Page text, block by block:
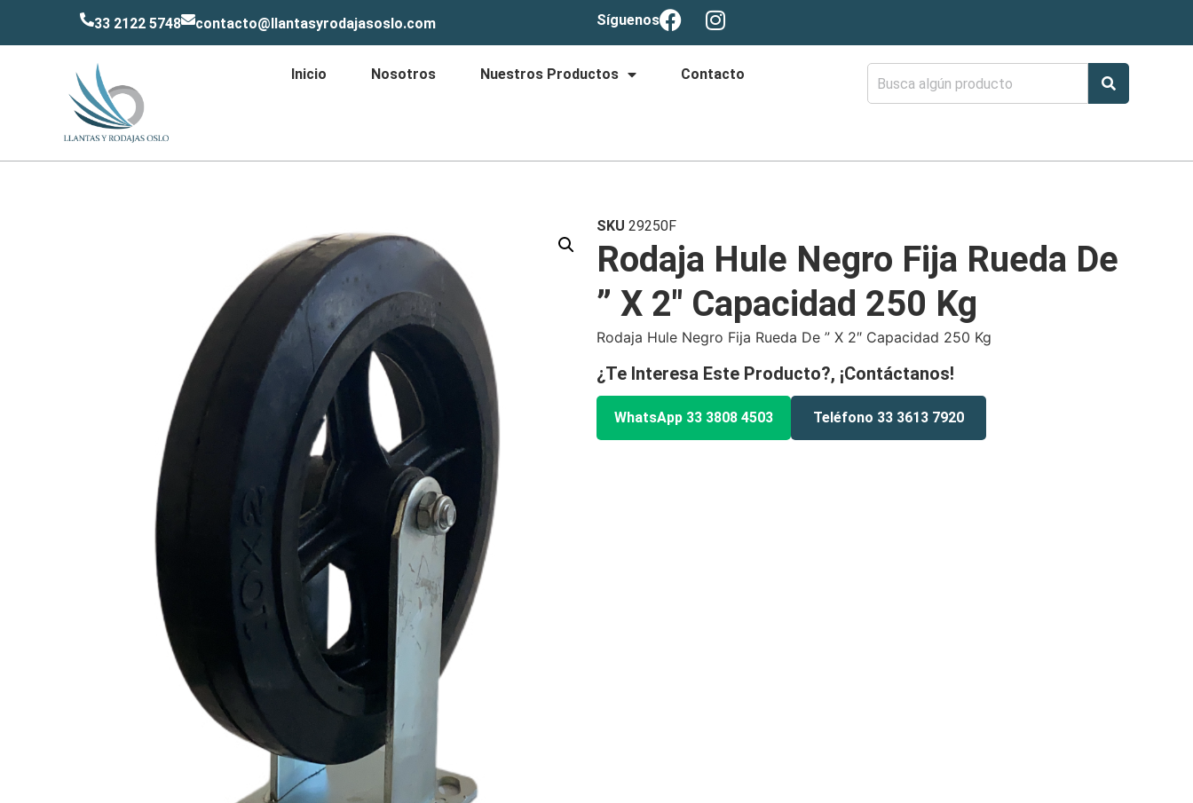
33 2122 5748 contacto@llantasyrodajasoslo.com Síguenos
Inicio Nosotros Nuestros Productos Contacto
SKU 29250F
Rodaja Hule Negro Fija Rueda De
” X 2″ Capacidad 250 Kg
Rodaja Hule Negro Fija Rueda De ” X 2″ Capacidad 250 Kg
¿Te Interesa Este Producto?, ¡Contáctanos!
WhatsApp 33 3808 4503 Teléfono 33 3613 7920